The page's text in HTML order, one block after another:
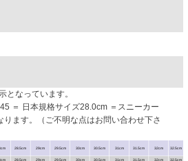
となっています。
＝ 日本規格サイズ28.0cm ＝スニーカー
ます。（ご不明な点はお問い合わせ下さ